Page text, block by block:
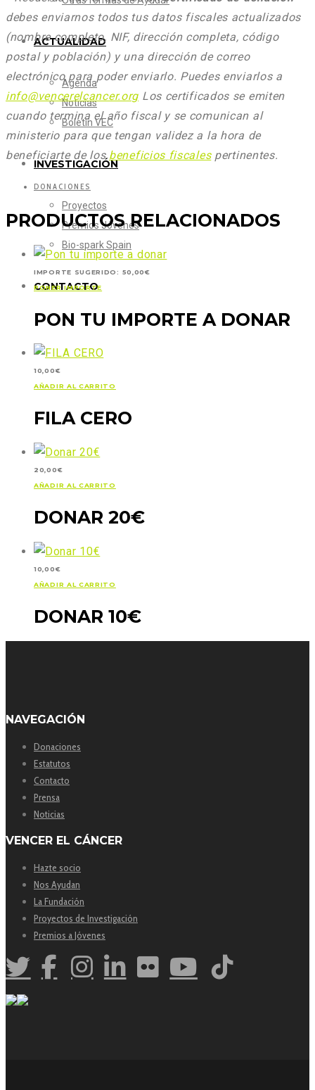
ACTUALIDAD
Agenda
Noticias
Boletín VEC
INVESTIGACIÓN
Proyectos
Premios Jóvenes
Bio-spark Spain
CONTACTO
debes enviarnos todos tus datos fiscales actualizados
(nombre completo, NIF, dirección completa, código
postal y población) y una dirección de correo
electrónico para poder enviarlo. Puedes enviarlos a
info@vencerelcancer.org Los certificados se emiten
cuando termina el año fiscal y se comunican al
ministerio para que tengan validez a la hora de
beneficiarte de losbeneficios fiscalespertinentes.
DONACIONES
PRODUCTOS RELACIONADOS
IMPORTE SUGERIDO: 50,00€
PONER IMPORTE
PON TU IMPORTE A DONAR
10,00€
AÑADIR AL CARRITO
FILA CERO
20,00€
AÑADIR AL CARRITO
DONAR 20€
10,00€
AÑADIR AL CARRITO
DONAR 10€
NAVEGACIÓN
Donaciones
Estatutos
Contacto
Prensa
Noticias
VENCER EL CÁNCER
Hazte socio
Nos Ayudan
La Fundación
Proyectos de Investigación
Premios a Jóvenes